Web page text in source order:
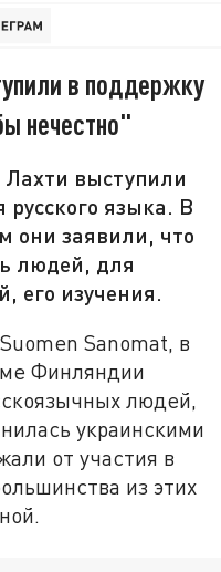
в поддержку
нечестно"
выступили
языка. В
они заявили, что
людей, для
его изучения.
Sanomat, в
Финляндии
людей,
украинскими
от участия в
из этих